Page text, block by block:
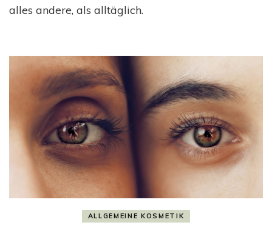
alles andere, als alltäglich.
ALLGEMEINE KOSMETIK